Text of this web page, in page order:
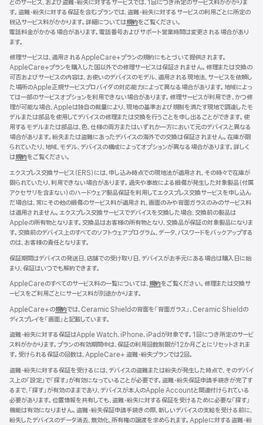
す）
どのサービス、および盗難・紛失に対するサービスでは、1回につき所定のサービス料がかかりま
す。盗難・紛失に対する保証を含むプランでは、盗難・紛失に対するサービスの利用ごとに所定の
税込サービス料がかかります。詳細については規約（新
規
ン
ド
ウ
で
開
き
ま
す）
をご覧ください。
電話料金がかかる場合があります。電話番号およびサポート営業時間は変更される場合があり
ます。
修理サービスは、適用されるAppleCare+プランの規約にもとづいて提供されます。
AppleCare+プランを購入した国以外での修理サービスは保証されません。修理または交換の
可否およびサービスの内容は、お使いのデバイスのモデル、適用される現地法、サービスを依頼し
た場所のApple正規サービスプロバイダの対応能力によって異なる場合があります。地域によっ
ては一部のサービスオプションを利用できない場合があります。修理サービスが利用でき、かつ修
理が可能な場合、Appleは独自の裁量により、現地の基準および規制を満たす現地で調達したモ
デルまたは部品を使用してデバイスの修理または交換を行うことを申し出ることができます。使
用するモデルまたは部品は、色、仕様の両方またはいずれか一方において元のデバイスと異なる
場合があります。紛失または盗難にあったデバイスの海外での交換は保証されません。在庫が限
られていたり、地域、モデル、デバイスの構成によってオプションが異なる場合があります。詳しく
は規約（新
ウ
イ
ン
ド
ウ
で
開
き
ま
す）
をご覧ください。
エクスプレス交換サービス（ERS）には、申し込み時点での現地法が適用され、その時々で在庫が
限られていたり、利用できない場合があります。過失や事故による損傷が発生した対象製品（付属
アクセサリを含まない）のハードウェア製品保証を利用してエクスプレス交換サービスを申し込ん
だ場合は、常にその他の損傷のサービス料が適用され、画面のみや背面ガラスのみのサービス料
は適用されません。エクスプレス交換サービスでデバイスを交換した場合、交換前の製品は
Appleの所有物となります。交換品はお客様の所有物となり、交換品が保証の対象製品になりま
す。交換前のデバイス上のすべてのソフトウェアプログラム、データ、パスワードをバックアップする
のは、お客様の責任となります。
保証期間はデバイスの発送日、店舗での受け取り日、デバイスがお手元にある場合は購入日に始
まり、保証はいつでも解約できます。
AppleCareのすべてのサービス料の一覧については、規約（新
イ
ド
ウ
で
き
ま
す）
をご覧ください。修理または交換サ
ービスをご利用ごとにサービス料が別途かかります。
AppleCare+の規約（新
規
イ
ン
ド
ウ
で
開
き
ま
す）
では、Ceramic Shieldの背面を「背面ガラス」、Ceramic Shieldの
ディスプレイを「画面」と記載しています。
盗難・紛失に対する保証はApple Watch、iPhone、iPadが対象です。1回につき所定のサービ
ス料がかかります。プランの有効期間中は、保証の利用回数制限が12か月ごとにリセットされま
す。受けられる保証の回数は、AppleCare+ 盗難・紛失プランでは2回。
盗難・紛失に対する保証を受けるには、デバイスの盗難または紛失が発生した時点で、そのデバイ
ス上の「設定」で「探す」が有効になっていることが必要です。盗難・紛失保証申請手続きが完了す
るまで、「探す」が有効のままであり、デバイスが本人のApple Accountと関連付けられている
必要があります。位置情報を共有しても、盗難・紛失に対する保証を受けるために必要な「探す」
機能は有効になりません。盗難・紛失保証申請手続きの際、新しいデバイスの支給を受ける前に、
紛失したデバイスのデータ消去、無効化、所有権の譲渡を求められます。Appleに対する盗難・紛